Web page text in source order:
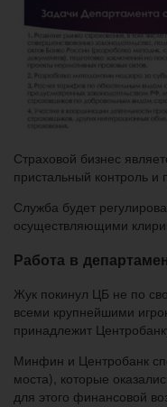
Страховой бизнес
пристальный контроль и
Служба будет
осуществляющими
Работа в
Жук покинул ЦБ не по
всеми крупнейшими
принадлежит
Минфин и Центробанк
моста), которые
для этого финансовой